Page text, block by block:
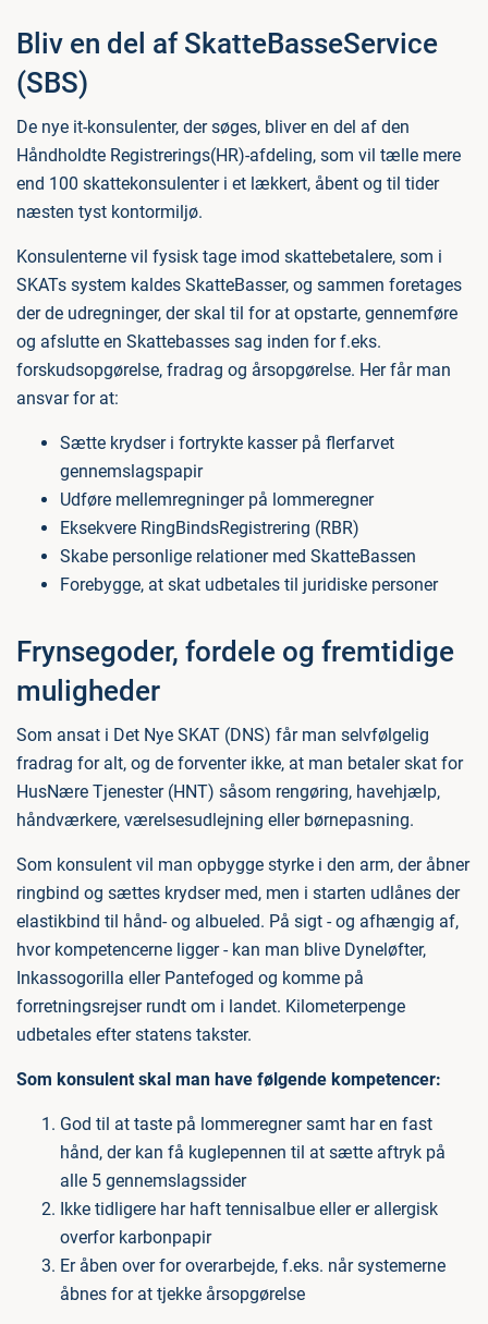
Bliv en del af SkatteBasseService
(SBS)
De nye it-konsulenter, der søges, bliver en del af den
Håndholdte Registrerings(HR)-afdeling, som vil tælle mere
end 100 skattekonsulenter i et lækkert, åbent og til tider
næsten tyst kontormiljø.
Konsulenterne vil fysisk tage imod skattebetalere, som i
SKATs system kaldes SkatteBasser, og sammen foretages
der de udregninger, der skal til for at opstarte, gennemføre
og afslutte en Skattebasses sag inden for f.eks.
forskudsopgørelse, fradrag og årsopgørelse. Her får man
ansvar for at:
Sætte krydser i fortrykte kasser på flerfarvet
gennemslagspapir
Udføre mellemregninger på lommeregner
Eksekvere RingBindsRegistrering (RBR)
Skabe personlige relationer med SkatteBassen
Forebygge, at skat udbetales til juridiske personer
Frynsegoder, fordele og fremtidige
muligheder
Som ansat i Det Nye SKAT (DNS) får man selvfølgelig
fradrag for alt, og de forventer ikke, at man betaler skat for
HusNære Tjenester (HNT) såsom rengøring, havehjælp,
håndværkere, værelsesudlejning eller børnepasning.
Som konsulent vil man opbygge styrke i den arm, der åbner
ringbind og sættes krydser med, men i starten udlånes der
elastikbind til hånd- og albueled. På sigt - og afhængig af,
hvor kompetencerne ligger - kan man blive Dyneløfter,
Inkassogorilla eller Pantefoged og komme på
forretningsrejser rundt om i landet. Kilometerpenge
udbetales efter statens takster.
Som konsulent skal man have følgende kompetencer:
God til at taste på lommeregner samt har en fast
hånd, der kan få kuglepennen til at sætte aftryk på
alle 5 gennemslagssider
Ikke tidligere har haft tennisalbue eller er allergisk
overfor karbonpapir
Er åben over for overarbejde, f.eks. når systemerne
åbnes for at tjekke årsopgørelse